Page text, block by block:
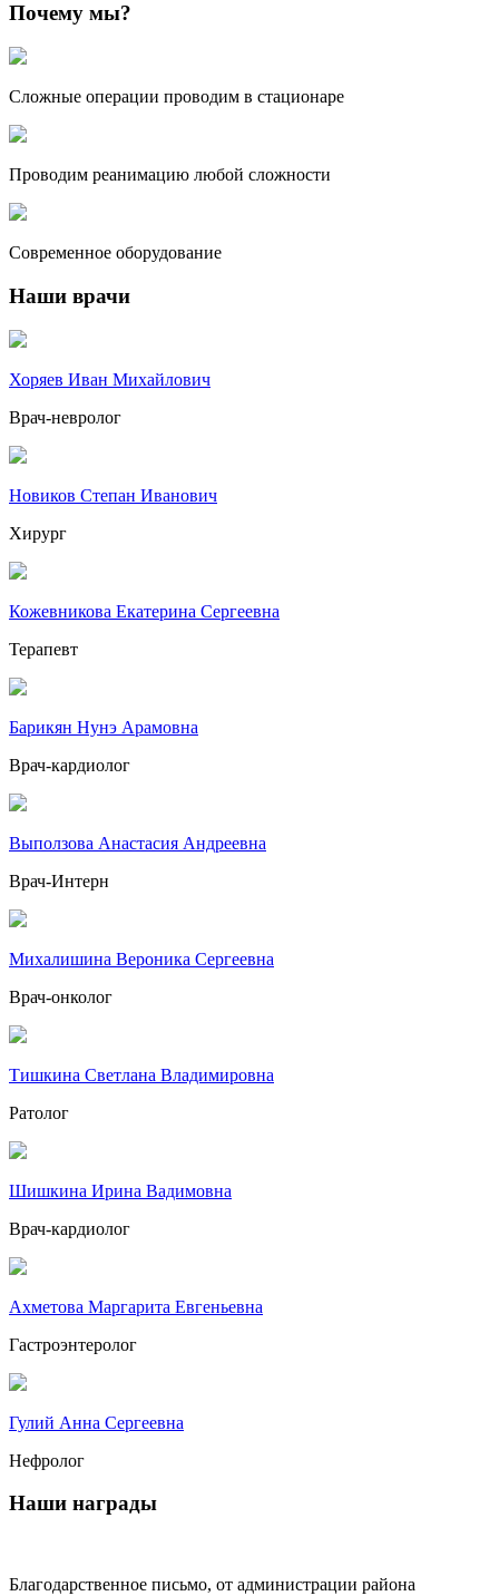
Почему мы?
Сложные операции проводим в стационаре
Проводим реанимацию любой сложности
Современное оборудование
Наши врачи
Хоряев Иван Михайлович
Врач-невролог
Новиков Степан Иванович
Хирург
Кожевникова Екатерина Сергеевна
Терапевт
Барикян Нунэ Арамовна
Врач-кардиолог
Выползова Анастасия Андреевна
Врач-Интерн
Михалишина Вероника Сергеевна
Врач-онколог
Тишкина Светлана Владимировна
Ратолог
Шишкина Ирина Вадимовна
Врач-кардиолог
Ахметова Маргарита Евгеньевна
Гастроэнтеролог
Гулий Анна Сергеевна
Нефролог
Наши награды
Благодарственное письмо, от администрации района